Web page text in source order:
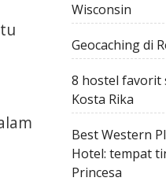
Wisconsin
Geocaching di
8 hostel favorit
Kosta Rika
Best Western
Hotel: tempat
Princesa